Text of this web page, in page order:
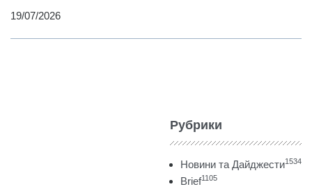
19/07/2026
Рубрики
Новини та Дайджести1534
Brief1105